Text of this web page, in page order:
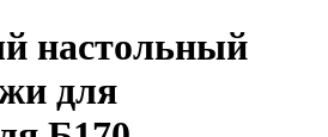
настольный
для